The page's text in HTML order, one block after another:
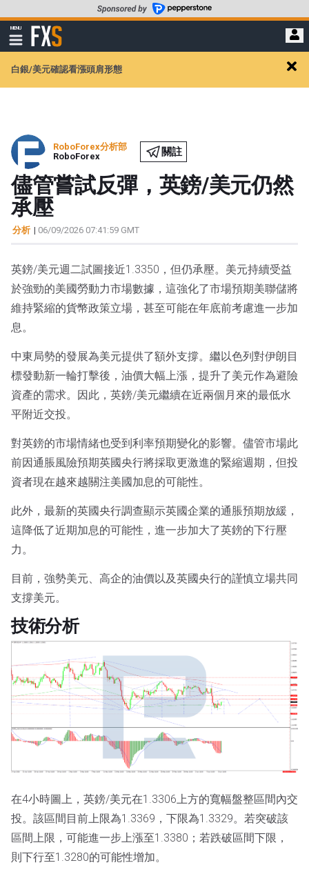
至
要
MENU
顯
示
航
FXStreet
白銀/美元確認看漲頭肩形態
alert
RoboForex分析部
RoboForex
關註
儘管嘗試反彈，英鎊/美元仍然
承壓
分析 | 06/09/2026 07:41:59 GMT
英鎊/美元週二試圖接近1.3350，但仍承壓。美元持續受益
於強勁的美國勞動力市場數據，這強化了市場預期美聯儲將
維持緊縮的貨幣政策立場，甚至可能在年底前考慮進一步加
息。
中東局勢的發展為美元提供了額外支撐。繼以色列對伊朗目
標發動新一輪打擊後，油價大幅上漲，提升了美元作為避險
資產的需求。因此，英鎊/美元繼續在近兩個月來的最低水
平附近交投。
對英鎊的市場情緒也受到利率預期變化的影響。儘管市場此
前因通脹風險預期英國央行將採取更激進的緊縮週期，但投
資者現在越來越關注美國加息的可能性。
此外，最新的英國央行調查顯示英國企業的通脹預期放緩，
這降低了近期加息的可能性，進一步加大了英鎊的下行壓
力。
目前，強勢美元、高企的油價以及英國央行的謹慎立場共同
支撐美元。
技術分析
在4小時圖上，英鎊/美元在1.3306上方的寬幅盤整區間內交
投。該區間目前上限為1.3369，下限為1.3329。若突破該
區間上限，可能進一步上漲至1.3380；若跌破區間下限，
則下行至1.3280的可能性增加。